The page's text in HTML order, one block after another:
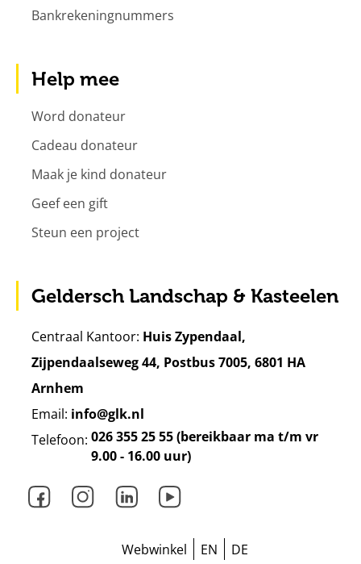
Bankrekeningnummers
Help mee
Word donateur
Cadeau donateur
Maak je kind donateur
Geef een gift
Steun een project
Geldersch Landschap & Kasteelen
Centraal Kantoor: Huis Zypendaal,
Zijpendaalseweg 44, Postbus 7005, 6801 HA
Arnhem
Email: info@glk.nl
Telefoon: 026 355 25 55 (bereikbaar ma t/m vr
9.00 - 16.00 uur)
Webwinkel
EN DE